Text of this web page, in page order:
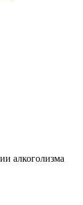
алкоголизма